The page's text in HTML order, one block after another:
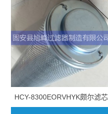
HCY-8300EORVHYK颇尔滤芯